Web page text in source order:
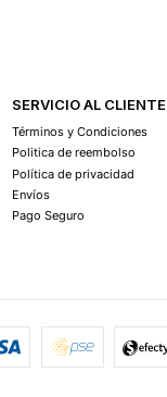
SERVICIO AL CLIENTE
Términos y Condiciones
Politica de reembolso
Política de privacidad
Envíos
Pago Seguro